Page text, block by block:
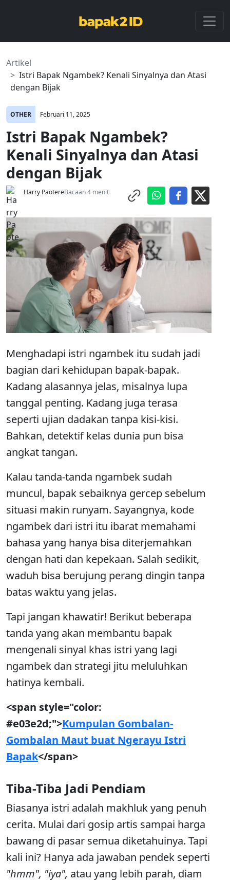
Artikel
Istri Bapak Ngambek? Kenali Sinyalnya dan Atasi
dengan Bijak
OTHER Februari 11, 2025
Istri Bapak Ngambek?
Kenali Sinyalnya dan Atasi
dengan Bijak
Harry PaotereBacaan 4 menit
Menghadapi istri ngambek itu sudah jadi
bagian dari kehidupan bapak-bapak.
Kadang alasannya jelas, misalnya lupa
tanggal penting. Kadang juga terasa
seperti ujian dadakan tanpa kisi-kisi.
Bahkan, detektif kelas dunia pun bisa
angkat tangan.
Kalau tanda-tanda ngambek sudah
muncul, bapak sebaiknya gercep sebelum
situasi makin runyam. Sayangnya, kode
ngambek dari istri itu ibarat memahami
bahasa yang hanya bisa diterjemahkan
dengan hati dan kepekaan. Salah sedikit,
waduh bisa berujung perang dingin tanpa
batas waktu yang jelas.
Tapi jangan khawatir! Berikut beberapa
tanda yang akan membantu bapak
mengenali sinyal khas istri yang lagi
ngambek dan strategi jitu meluluhkan
hatinya kembali.
<span style="color:
#e03e2d;">Kumpulan Gombalan-
Gombalan Maut buat Ngerayu Istri
Bapak</span>
Tiba-Tiba Jadi Pendiam
Biasanya istri adalah makhluk yang penuh
cerita. Mulai dari gosip artis sampai harga
bawang di pasar semua diketahuinya. Tapi
kali ini? Hanya ada jawaban pendek seperti
"hmm", "iya", atau yang lebih parah, diam